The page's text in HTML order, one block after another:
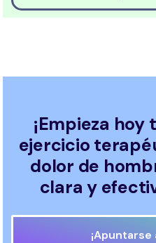
¡Empieza
ejercicio
dolor de
clara y
¡Apuntarse